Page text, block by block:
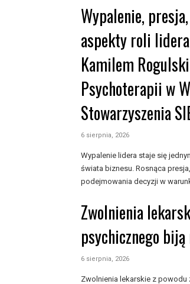
Wypalenie,
aspekty roli
Kamilem
Psychoterapii w
Stowarzyszenia
6 sierpnia, 2026
Wypalenie lidera staje się
świata biznesu. Rosnąca
podejmowania decyzji w
Zwolnienia
psychicznego
6 sierpnia, 2026
Zwolnienia lekarskie z powodu